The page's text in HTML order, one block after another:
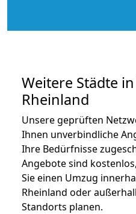
Weitere Städte
Rheinland
Unsere geprüften
Ihnen unverbindliche
Ihre Bedürfnisse
Angebote sind
Sie einen Umzug
Rheinland oder
Standorts planen.